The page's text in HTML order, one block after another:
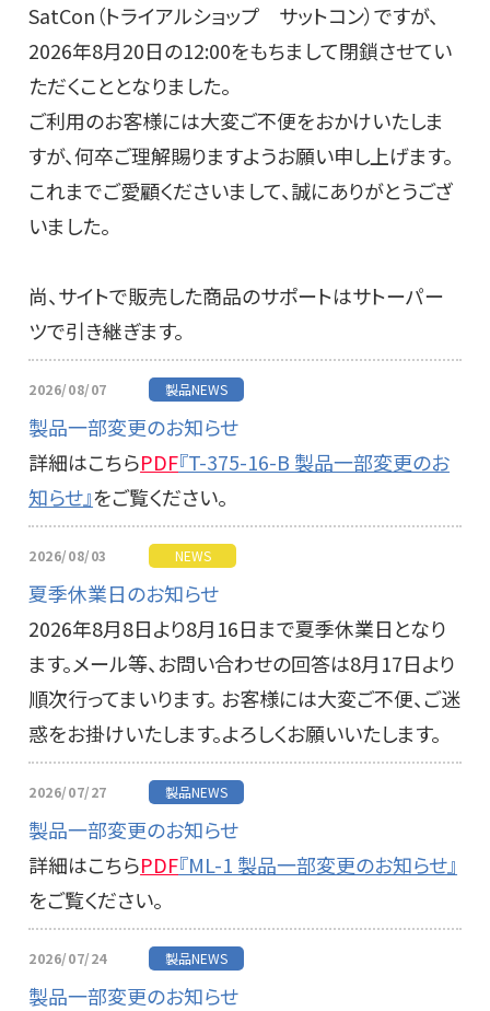
SatCon（トライアルショップ サットコン）ですが、
2026年8月20日の12:00をもちまして閉鎖させてい
ただくこととなりました。
ご利用のお客様には大変ご不便をおかけいたしま
すが、何卒ご理解賜りますようお願い申し上げます。
これまでご愛顧くださいまして、誠にありがとうござ
いました。
尚、サイトで販売した商品のサポートはサトーパー
ツで引き継ぎます。
2026/08/07 製品NEWS
製品一部変更のお知らせ
詳細はこちらPDF『T-375-16-B 製品一部変更のお
知らせ』をご覧ください。
2026/08/03 NEWS
夏季休業日のお知らせ
2026年8月8日より8月16日まで夏季休業日となり
ます。メール等、お問い合わせの回答は8月17日より
順次行ってまいります。 お客様には大変ご不便、ご迷
惑をお掛けいたします。よろしくお願いいたします。
2026/07/27 製品NEWS
製品一部変更のお知らせ
詳細はこちらPDF『ML-1 製品一部変更のお知らせ』
をご覧ください。
2026/07/24 製品NEWS
製品一部変更のお知らせ